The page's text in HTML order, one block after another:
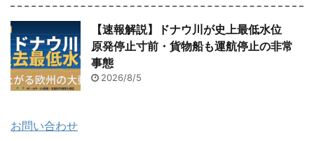
【速報解説】ドナウ川が史上最低水位
原発停止寸前・貨物船も運航停止の非常
事態
2026/8/5
お問い合わせ